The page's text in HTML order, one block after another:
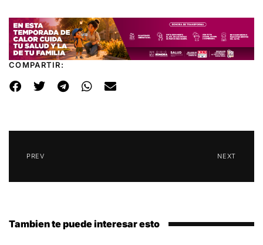
COMPARTIR:
PREV NEXT
Tambien te puede interesar esto